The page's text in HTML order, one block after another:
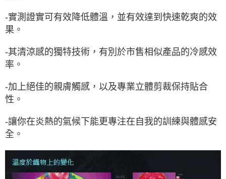
海外直寄/亞洲 查看運費
-實測證實可有效降低體溫，並有效達到快速乾爽的效
果。
-其清涼感的獨特技術，有別於市售相似產品的冷感效
率。
-加上絕佳的親膚觸感，以及專業立體剪裁保持貼合
性。
-讓你在炎熱的氣候下能更專注在自我的訓練與體感安
全。